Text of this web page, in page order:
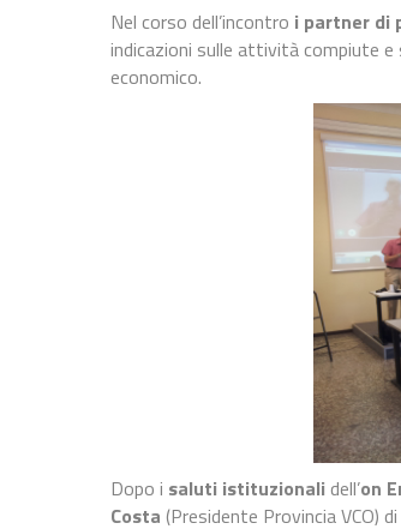
Nel corso dell’incontro i partner di
indicazioni sulle attività compiute
economico.
Dopo i saluti istituzionali dell’on
Costa (Presidente Provincia VCO) di